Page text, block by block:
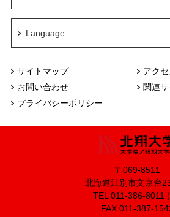
サイトマップ
アク
お問い合わせ
関連サ
プライバシーポリシー
Language
〒069-8511
北海道江別市文京台
TEL 011-386-8011
FAX 011-387-